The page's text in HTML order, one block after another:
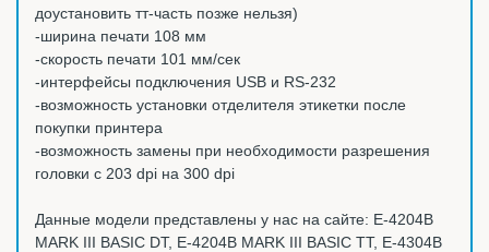
доустановить тт-часть позже нельзя)
-ширина печати 108 мм
-скорость печати 101 мм/сек
-интерфейсы подключения USB и RS-232
-возможность установки отделителя этикетки после
покупки принтера
-возможность замены при необходимости разрешения
головки с 203 dpi на 300 dpi
Данные модели представлены у нас на сайте: E-4204B
MARK III BASIC DT, E-4204B MARK III BASIC TT, E-4304B